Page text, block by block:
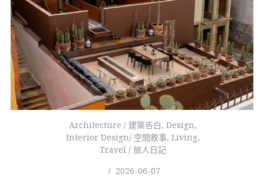
Architecture / 建築告白, Design,
Interior Design/ 空間敘事, Living,
Travel / 旅人日記
2026-06-07